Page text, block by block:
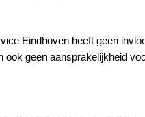
Eindhoven heeft geen
geen aansprakelijkheid